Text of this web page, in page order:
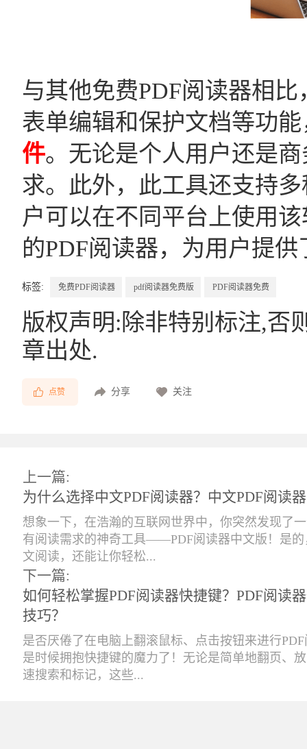
与其他免费PDF阅读器相
表单编辑和保护文档等功
件。无论是个人用户还是
求。此外，此工具还支持
户可以在不同平台上使用
的PDF阅读器，为用户提
标签: 免费PDF阅读器 pdf阅读器免费版 PDF阅读器免费
版权声明:除非特别标注,否
章出处.
点赞 分享 关注
上一篇:
为什么选择中文PDF阅读器？中文PDF阅读
想象一下，在浩瀚的互联网世界中，你突然发现了
有阅读需求的神奇工具——PDF阅读器中文版！是的
文阅读，还能让你轻松...
下一篇:
如何轻松掌握PDF阅读器快捷键？PDF阅读
技巧？
是否厌倦了在电脑上翻滚鼠标、点击按钮来进行
是时候拥抱快捷键的魔力了！无论是简单地翻页、
速搜索和标记，这些...